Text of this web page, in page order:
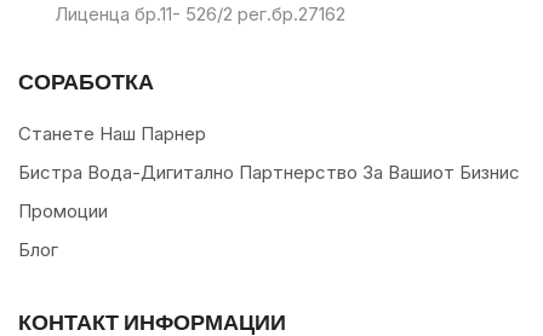
Лиценца бр.11- 526/2 рег.бр.27162
СОРАБОТКА
Станете Наш Парнер
Бистра Вода-Дигитално Партнерство За Вашиот Бизнис
Промоции
Блог
КОНТАКТ ИНФОРМАЦИИ